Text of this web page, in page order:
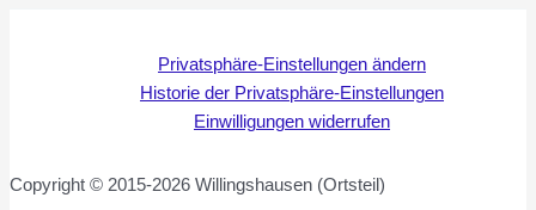
Privatsphäre-Einstellungen ändern
Historie der Privatsphäre-Einstellungen
Einwilligungen widerrufen
Copyright © 2015-2026 Willingshausen (Ortsteil)